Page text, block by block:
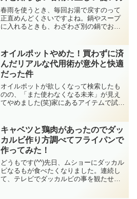
春雨を使うとき、毎回お湯で戻すのって
正直めんどくさいですよね。鍋やスープ
に入れるときも、わざわざ別の鍋でお湯
の？」そう思ったことがある人、実は結
構多いんです。私もそうだっ...
オイルポットやめた！買わずに済
んだリアルな代用術が意外と快適
だった件
オイルポットが欲しくなって検索したも
のの、「また使わなくなる未来」が見え
てやめました(笑)家にあるアイテムで試し
キャベツと鶏肉があったのでダッ
カルビ作り方調べてフライパンで
作ってみた！
どうもです(^^)先日、ムショーにダッカル
ビなるもが食べたくなりました。連続し
て、テレビでダッカルビの事を観たせい